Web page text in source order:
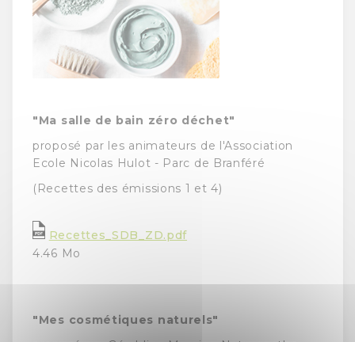
"Ma salle de bain zéro déchet"
proposé par les animateurs de l'Association
Ecole Nicolas Hulot - Parc de Branféré
(Recettes des émissions 1 et 4)
Recettes_SDB_ZD.pdf
4.46 Mo
"Mes cosmétiques naturels"